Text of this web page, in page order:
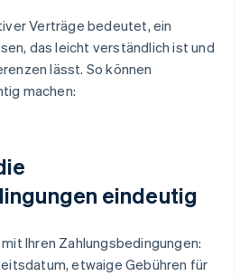
Verträge bedeutet, ein
das leicht verständlich ist und
lässt. So können
machen:
eindeutig
Ihren Zahlungsbedingungen:
etwaige Gebühren für